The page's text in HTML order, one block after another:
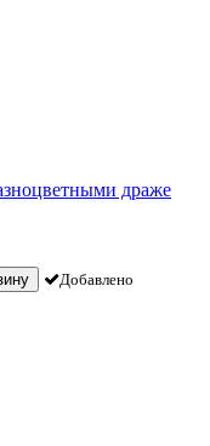
драже
Добавлено